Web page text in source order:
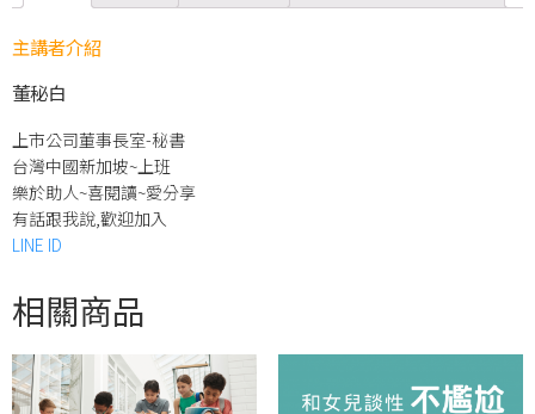
主講者介紹
董秘白
上市公司董事長室-秘書
台灣中國新加坡~上班
樂於助人~喜閱讀~愛分享
有話跟我說,歡迎加入
LINE ID
相關商品